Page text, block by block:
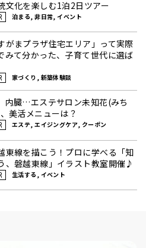
文化を楽しむ1泊2日ツアー
泊まる, 非日常, イベント
がまプラザ住宅エリア」って実際
みて分かった、子育て世代に選ば
家づくり, 新築体験談
内臓…エステサロン未知花(みち
美活メニューは？
エステ, エイジングケア, クーポン
東線を描こう！プロに学べる「知
、磐越東線」イラスト教室開催♪
生活する, イベント